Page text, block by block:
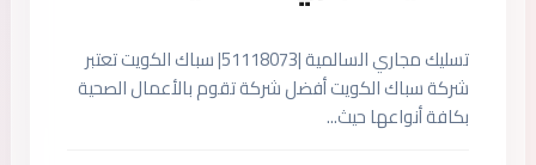
تسليك مجاري السالمية |51118073| سباك الكويت تعتبر
شركة سباك الكويت أفضل شركة تقوم بالأعمال الصحية
بكافة أنواعها حيث...